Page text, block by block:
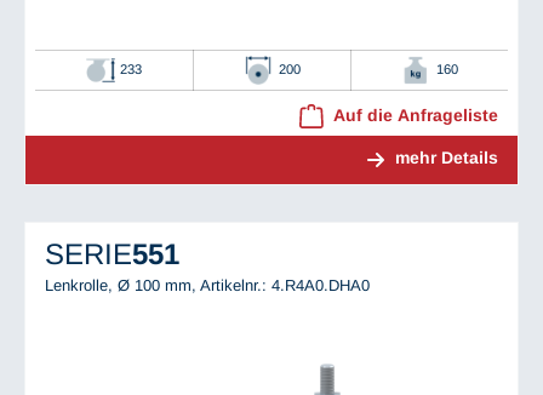
233 200 160
Auf die Anfrageliste
mehr Details
SERIE551
Lenkrolle, Ø 100 mm, Artikelnr.: 4.R4A0.DHA0